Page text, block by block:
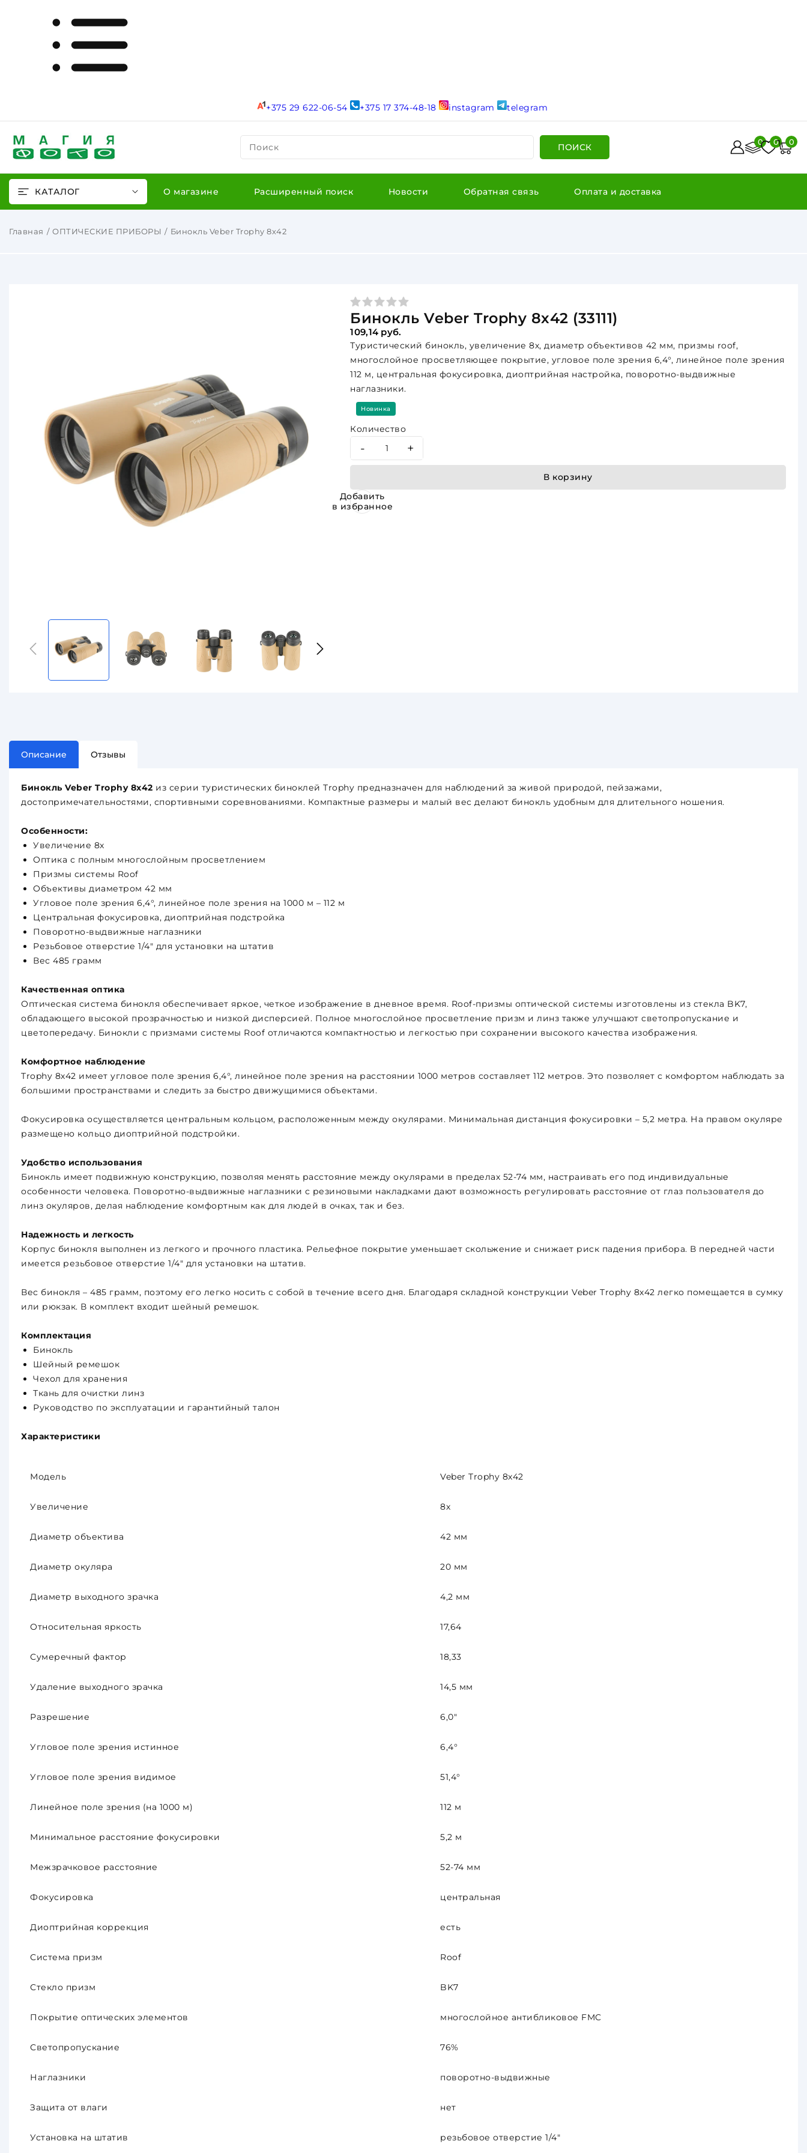
+375 29 622-06-54 +375 17 374-48-18 instagram telegram
Поиск ПОИСК 0 0 0
КАТАЛОГ О магазине Расширенный поиск Новости Обратная связь Оплата и доставка
Главная ОПТИЧЕСКИЕ ПРИБОРЫ Бинокль Veber Trophy 8х42
Бинокль Veber Trophy 8х42 (33111)
109,14 руб.
Туристический бинокль, увеличение 8х, диаметр объективов 42 мм, призмы roof,
многослойное просветляющее покрытие, угловое поле зрения 6,4°, линейное поле зрения
112 м, центральная фокусировка, диоптрийная настройка, поворотно-выдвижные
наглазники.
Новинка
Количество
- +
В корзину
Добавить
в избранное
Описание Отзывы
Бинокль Veber Trophy 8х42 из серии туристических биноклей Trophy предназначен для наблюдений за живой природой, пейзажами,
достопримечательностями, спортивными соревнованиями. Компактные размеры и малый вес делают бинокль удобным для длительного ношения.
Особенности:
Увеличение 8х
Оптика с полным многослойным просветлением
Призмы системы Roof
Объективы диаметром 42 мм
Угловое поле зрения 6,4°, линейное поле зрения на 1000 м – 112 м
Центральная фокусировка, диоптрийная подстройка
Поворотно-выдвижные наглазники
Резьбовое отверстие 1/4" для установки на штатив
Вес 485 грамм
Качественная оптика
Оптическая система бинокля обеспечивает яркое, четкое изображение в дневное время. Roof-призмы оптической системы изготовлены из стекла BK7,
обладающего высокой прозрачностью и низкой дисперсией. Полное многослойное просветление призм и линз также улучшают светопропускание и
цветопередачу. Бинокли с призмами системы Roof отличаются компактностью и легкостью при сохранении высокого качества изображения.
Комфортное наблюдение
Trophy 8х42 имеет угловое поле зрения 6,4°, линейное поле зрения на расстоянии 1000 метров составляет 112 метров. Это позволяет с комфортом наблюдать за
большими пространствами и следить за быстро движущимися объектами.
Фокусировка осуществляется центральным кольцом, расположенным между окулярами. Минимальная дистанция фокусировки – 5,2 метра. На правом окуляре
размещено кольцо диоптрийной подстройки.
Удобство использования
Бинокль имеет подвижную конструкцию, позволяя менять расстояние между окулярами в пределах 52-74 мм, настраивать его под индивидуальные
особенности человека. Поворотно-выдвижные наглазники с резиновыми накладками дают возможность регулировать расстояние от глаз пользователя до
линз окуляров, делая наблюдение комфортным как для людей в очках, так и без.
Надежность и легкость
Корпус бинокля выполнен из легкого и прочного пластика. Рельефное покрытие уменьшает скольжение и снижает риск падения прибора. В передней части
имеется резьбовое отверстие 1/4" для установки на штатив.
Вес бинокля – 485 грамм, поэтому его легко носить с собой в течение всего дня. Благодаря складной конструкции Veber Trophy 8х42 легко помещается в сумку
или рюкзак. В комплект входит шейный ремешок.
Комплектация
Бинокль
Шейный ремешок
Чехол для хранения
Ткань для очистки линз
Руководство по эксплуатации и гарантийный талон
Характеристики
Модель Veber Trophy 8х42
Увеличение 8х
Диаметр объектива 42 мм
Диаметр окуляра 20 мм
Диаметр выходного зрачка 4,2 мм
Относительная яркость 17,64
Сумеречный фактор 18,33
Удаление выходного зрачка 14,5 мм
Разрешение 6,0″
Угловое поле зрения истинное 6,4°
Угловое поле зрения видимое 51,4°
Линейное поле зрения (на 1000 м) 112 м
Минимальное расстояние фокусировки 5,2 м
Межзрачковое расстояние 52-74 мм
Фокусировка центральная
Диоптрийная коррекция есть
Система призм Roof
Стекло призм BK7
Покрытие оптических элементов многослойное антибликовое FMC
Светопропускание 76%
Наглазники поворотно-выдвижные
Защита от влаги нет
Установка на штатив резьбовое отверстие 1/4"